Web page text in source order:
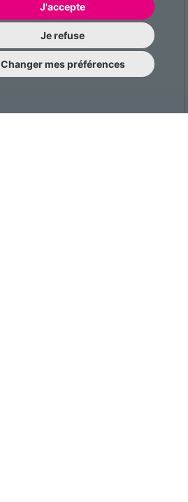
J'accepte
Je refuse
Changer mes préférences